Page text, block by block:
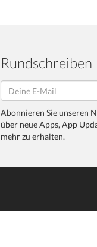
Rundschreiben
Abonnieren Sie unseren
über neue Apps, App
mehr zu erhalten.